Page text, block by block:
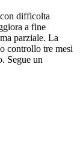
difficolta
a fine
parziale. La
controllo tre mesi
Segue un